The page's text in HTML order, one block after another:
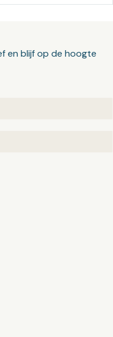
en blijf op de hoogte